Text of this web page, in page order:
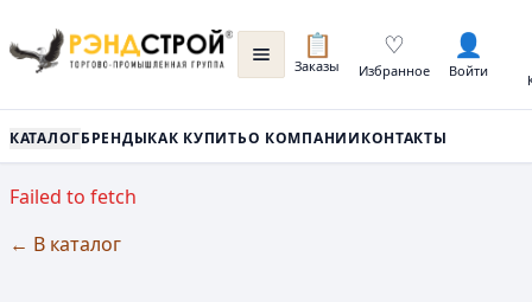
📋
Заказы
♡
Избранное
👤
Войти
КАТАЛОГБРЕНДЫКАК КУПИТЬО КОМПАНИИКОНТАКТЫ
Failed to fetch
← В каталог